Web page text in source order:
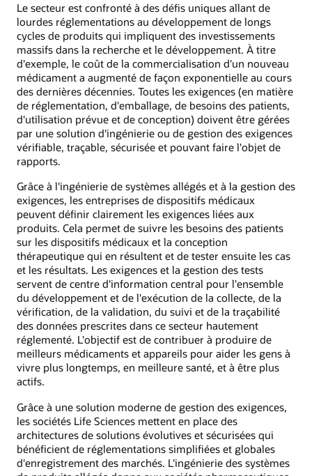
Le secteur est confronté à des défis uniques allant de
lourdes réglementations au développement de longs
cycles de produits qui impliquent des investissements
massifs dans la recherche et le développement. À titre
d'exemple, le coût de la commercialisation d'un nouveau
médicament a augmenté de façon exponentielle au cours
des dernières décennies. Toutes les exigences (en matière
de réglementation, d'emballage, de besoins des patients,
d'utilisation prévue et de conception) doivent être gérées
par une solution d'ingénierie ou de gestion des exigences
vérifiable, traçable, sécurisée et pouvant faire l'objet de
rapports.
Grâce à l'ingénierie de systèmes allégés et à la gestion des
exigences, les entreprises de dispositifs médicaux
peuvent définir clairement les exigences liées aux
produits. Cela permet de suivre les besoins des patients
sur les dispositifs médicaux et la conception
thérapeutique qui en résultent et de tester ensuite les cas
et les résultats. Les exigences et la gestion des tests
servent de centre d'information central pour l'ensemble
du développement et de l'exécution de la collecte, de la
vérification, de la validation, du suivi et de la traçabilité
des données prescrites dans ce secteur hautement
réglementé. L'objectif est de contribuer à produire de
meilleurs médicaments et appareils pour aider les gens à
vivre plus longtemps, en meilleure santé, et à être plus
actifs.
Grâce à une solution moderne de gestion des exigences,
les sociétés Life Sciences mettent en place des
architectures de solutions évolutives et sécurisées qui
bénéficient de réglementations simplifiées et globales
d'enregistrement des marchés. L'ingénierie des systèmes